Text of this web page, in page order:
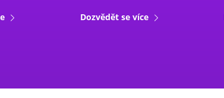
Dozvědět se více